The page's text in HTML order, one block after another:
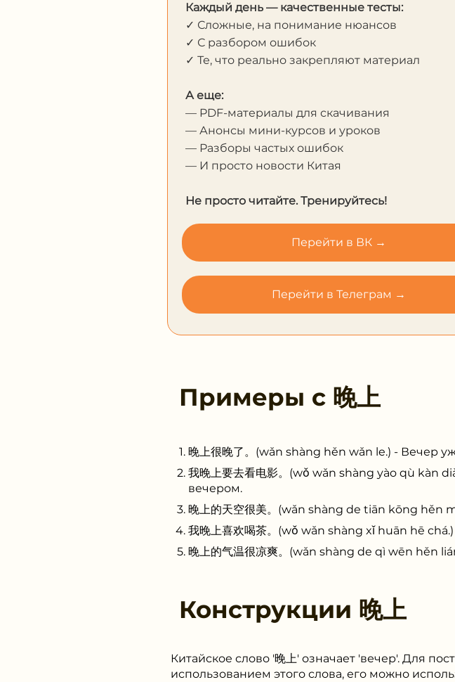
Каждый день — качественные тесты:
✓ Сложные, на понимание нюансов
✓ С разбором ошибок
✓ Те, что реально закрепляют материал
А еще:
— PDF-материалы для скачивания
— Анонсы мини-курсов и уроков
— Разборы частых ошибок
— И просто новости Китая
Не просто читайте. Тренируйтесь!
Перейти в ВК →
Перейти в Телеграм →
Примеры с 晚上
晚上很晚了。(wǎn shàng hěn wǎn le.) - Вечер
我晚上要去看电影。(wǒ wǎn shàng yào qù kàn
вечером.
晚上的天空很美。(wǎn shàng de tiān kōng hěn
我晚上喜欢喝茶。(wǒ wǎn shàng xǐ huān hē
晚上的气温很凉爽。(wǎn shàng de qì wēn hěn
Конструкции 晚上
Китайское слово '晚上' означает 'вечер'. Для
использованием этого слова, его можно